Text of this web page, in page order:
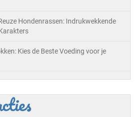
Hondenrassen: Indrukwekkende
Kies de Beste Voeding voor je